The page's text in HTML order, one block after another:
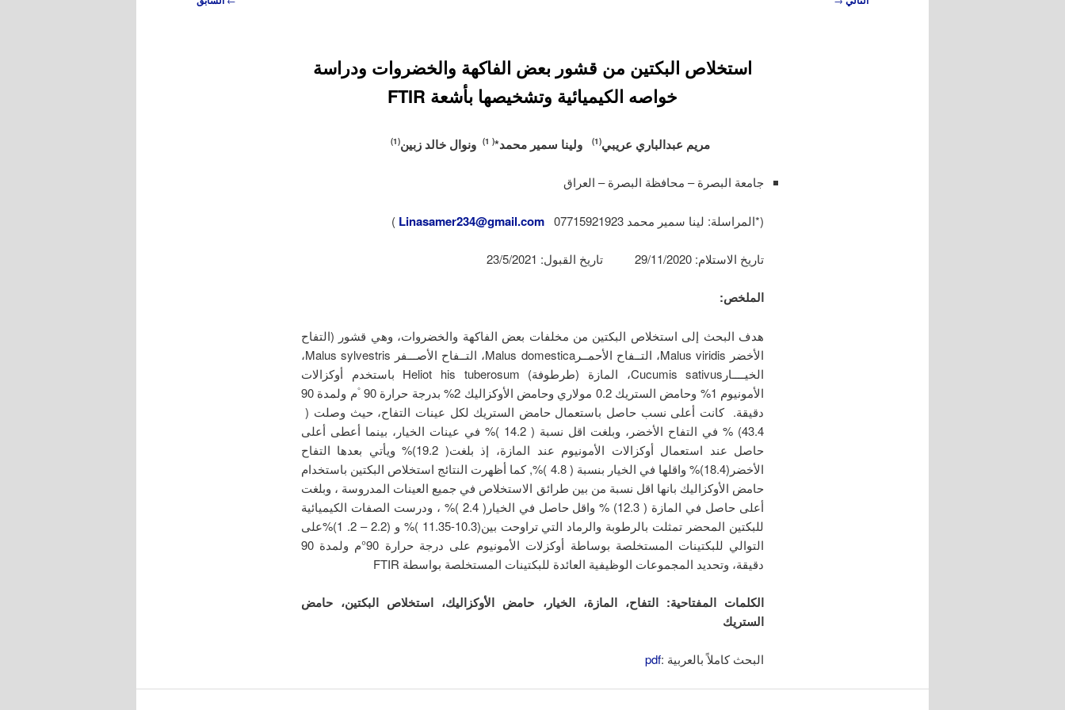
استخلاص البكتين من قشور بعض الفاكهة والخضروات ودراسة
خواصه الكيميائية وتشخيصها بأشعة FTIR
مريم عبدالباري عريبي(1) ولينا سمير محمد*( 1) ونوال خالد زبين(1)
جامعة البصرة – محافظة البصرة – العراق
(*المراسلة: لينا سمير محمد 07715921923 Linasamer234@gmail.com
)
تاريخ الاستلام: 29/11/2020 تاريخ القبول: 23/5/2021
الملخص:
هدف البحث إلى استخلاص البكتين من مخلفات بعض الفاكهة والخضروات، وهي قشور (التفاح
الأخضر Malus viridis، التــفاح الأحمــرMalus domestica، التــفاح الأصـــفر Malus sylvestris،
الخيــــارCucumis sativus، المازة (طرطوفة) Heliot his tuberosum باستخدم أوكزالات
الأمونيوم 1% وحامض الستريك 0.2 مولاري وحامض الأوكزاليك 2% بدرجة حرارة 90
°
م ولمدة 90
دقيقة. كانت أعلى نسب حاصل باستعمال حامض الستريك لكل عينات التفاح، حيث وصلت (
43.4) % في التفاح الأخضر، وبلغت اقل نسبة ( 14.2 )% في عينات الخيار، بينما أعطى أعلى
حاصل عند استعمال أوكزالات الأمونيوم عند المازة، إذ بلغت( 19.2)% ويأتي بعدها التفاح
الأخضر(18.4)% واقلها في الخيار بنسبة ( 4.8 )%, كما أظهرت النتائج استخلاص البكتين باستخدام
حامض الأوكزاليك بانها اقل نسبة من بين طرائق الاستخلاص في جميع العينات المدروسة ، وبلغت
أعلى حاصل في المازة ( 12.3) % واقل حاصل في الخيار( 2.4 )% ، ودرست الصفات الكيميائية
للبكتين المحضر تمثلت بالرطوبة والرماد التي تراوحت بين(10.3-11.35 )% و (2.2 – 2. 1)%على
التوالي للبكتينات المستخلصة بوساطة أوكزلات الأمونيوم على درجة حرارة 90°م ولمدة 90
دقيقة، وتحديد المجموعات الوظيفية العائدة للبكتينات المستخلصة بواسطة FTIR
الكلمات المفتاحية: التفاح، المازة، الخيار، حامض الأوكزاليك، استخلاص البكتين، حامض
الستريك
البحث كاملاً بالعربية :pdf